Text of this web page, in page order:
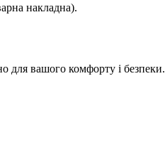
накладна).
для вашого комфорту і безпеки.